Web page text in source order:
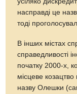
насправді це
тоді
В інших містах
справедливості
початку 2000-х,
місцеве козацтво
назву Олешки